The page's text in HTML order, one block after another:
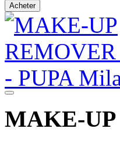
Acheter
MAKE-